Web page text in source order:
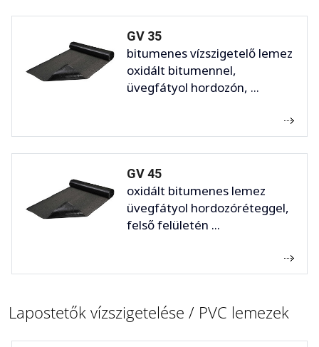
GV 35
bitumenes vízszigetelő lemez
oxidált bitumennel,
üvegfátyol hordozón, ...
GV 45
oxidált bitumenes lemez
üvegfátyol hordozóréteggel,
felső felületén ...
Lapostetők vízszigetelése / PVC lemezek